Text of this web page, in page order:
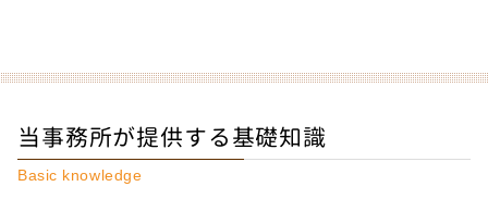
当事務所が提供する基礎知識
Basic knowledge